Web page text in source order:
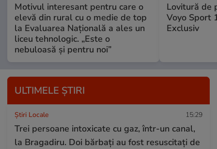
Motivul interesant pentru care o
elevă din rural cu o medie de top
la Evaluarea Națională a ales un
liceu tehnologic. „Este o
nebuloasă și pentru noi”
Lovitură de
Voyo Sport
Exclusiv
ULTIMELE ȘTIRI
Știri Locale 15:29
Trei persoane intoxicate cu gaz, într-un canal,
la Bragadiru. Doi bărbați au fost resuscitați de